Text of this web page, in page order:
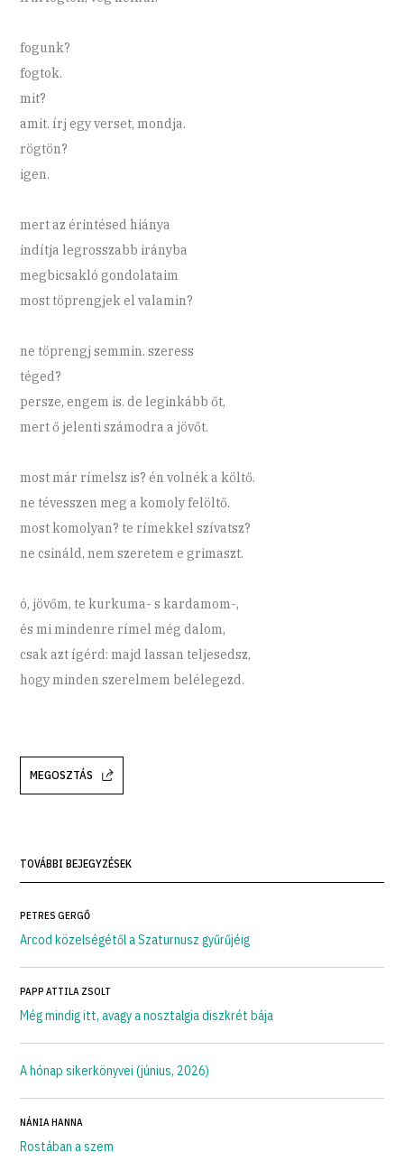
fogunk?
fogtok.
mit?
amit. írj egy verset, mondja.
rögtön?
igen.
mert az érintésed hiánya
indítja legrosszabb irányba
megbicsakló gondolataim
most töprengjek el valamin?
ne töprengj semmin. szeress
téged?
persze, engem is. de leginkább őt,
mert ő jelenti számodra a jövőt.
most már rímelsz is? én volnék a költő.
ne tévesszen meg a komoly felöltő.
most komolyan? te rímekkel szívatsz?
ne csináld, nem szeretem e grimaszt.
ó, jövőm, te kurkuma- s kardamom-,
és mi mindenre rímel még dalom,
csak azt ígérd: majd lassan teljesedsz,
hogy minden szerelmem belélegezd.
MEGOSZTÁS
TOVÁBBI BEJEGYZÉSEK
PETRES GERGŐ
Arcod közelségétől a Szaturnusz gyűrűjéig
PAPP ATTILA ZSOLT
Még mindig itt, avagy a nosztalgia diszkrét bája
A hónap sikerkönyvei (június, 2026)
NÁNIA HANNA
Rostában a szem